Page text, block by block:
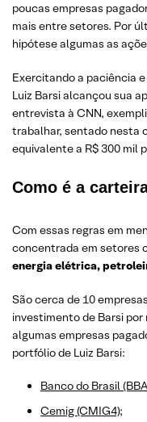
poucas empresas
mais entre setores. Por
hipótese algumas as
Exercitando a paciência
Luiz Barsi alcançou sua
entrevista à CNN,
trabalhar, sentado nesta
equivalente a R$ 300 mil
Como é a
Com essas regras em
concentrada em setores
energia elétrica,
São cerca de 10
investimento de Barsi por
algumas empresas
portfólio de Luiz Barsi:
Banco do Brasil
Cemig (CMIG4);